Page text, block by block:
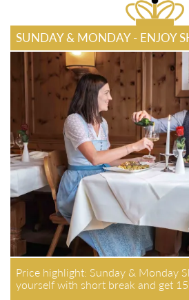
SUNDAY & MONDAY - ENJOY
Price highlight: Sunday & Monday
yourself with short break and get